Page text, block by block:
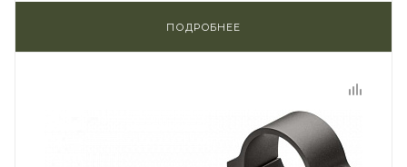
ПОДРОБНЕЕ